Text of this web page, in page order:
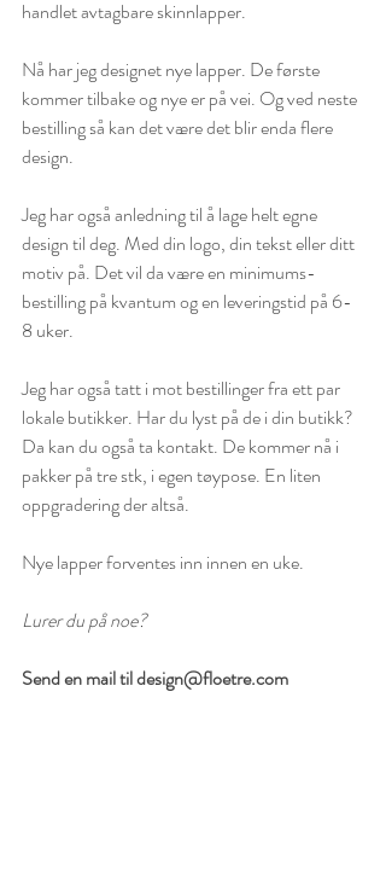
handlet avtagbare skinnlapper.
Nå har jeg designet nye lapper. De første
kommer tilbake og nye er på vei. Og ved neste
bestilling så kan det være det blir enda flere
design.
Jeg har også anledning til å lage helt egne
design til deg. Med din logo, din tekst eller ditt
motiv på. Det vil da være en minimums-
bestilling på kvantum og en leveringstid på 6-
8 uker.
Jeg har også tatt i mot bestillinger fra ett par
lokale butikker. Har du lyst på de i din butikk?
Da kan du også ta kontakt. De kommer nå i
pakker på tre stk, i egen tøypose. En liten
oppgradering der altså.
Nye lapper forventes inn innen en uke.
Lurer du på noe?
Send en mail til design@floetre.com